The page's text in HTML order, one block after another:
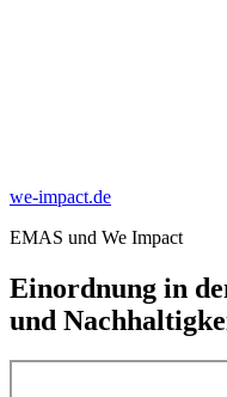
we-impact.de
EMAS und We Impact
Einordnung in
und